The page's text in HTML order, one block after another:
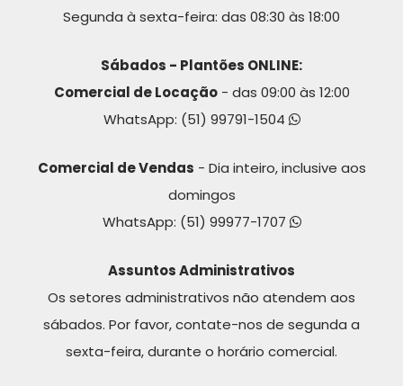
Segunda à sexta-feira: das 08:30 às 18:00
Sábados - Plantões ONLINE:
Comercial de Locação- das 09:00 às 12:00
WhatsApp: (51) 99791-1504
Comercial de Vendas - Dia inteiro, inclusive aos
domingos
WhatsApp: (51) 99977-1707
Assuntos Administrativos
Os setores administrativos não atendem aos
sábados. Por favor, contate-nos de segunda a
sexta-feira, durante o horário comercial.